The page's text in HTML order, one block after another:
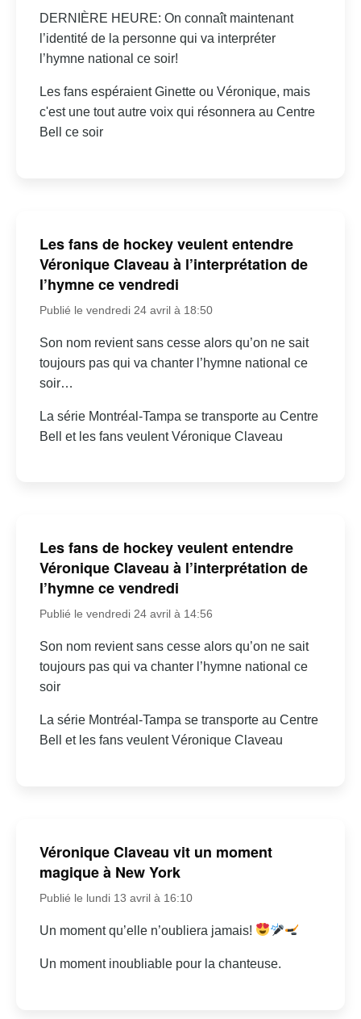
DERNIÈRE HEURE: On connaît maintenant
l’identité de la personne qui va interpréter
l’hymne national ce soir!
Les fans espéraient Ginette ou Véronique, mais
c'est une tout autre voix qui résonnera au Centre
Bell ce soir
Les fans de hockey veulent entendre
Véronique Claveau à l’interprétation de
l’hymne ce vendredi
Publié le vendredi 24 avril à 18:50
Son nom revient sans cesse alors qu’on ne sait
toujours pas qui va chanter l’hymne national ce
soir…
La série Montréal-Tampa se transporte au Centre
Bell et les fans veulent Véronique Claveau
Les fans de hockey veulent entendre
Véronique Claveau à l’interprétation de
l’hymne ce vendredi
Publié le vendredi 24 avril à 14:56
Son nom revient sans cesse alors qu’on ne sait
toujours pas qui va chanter l’hymne national ce
soir
La série Montréal-Tampa se transporte au Centre
Bell et les fans veulent Véronique Claveau
Véronique Claveau vit un moment
magique à New York
Publié le lundi 13 avril à 16:10
Un moment qu’elle n’oubliera jamais!
Un moment inoubliable pour la chanteuse.